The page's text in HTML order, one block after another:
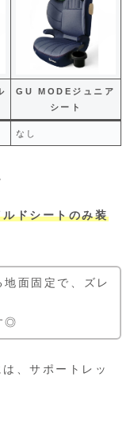
GU MODEジュニア
シート
なし
ドシートのみ装
面固定で、ズレ
◎
、サポートレッ